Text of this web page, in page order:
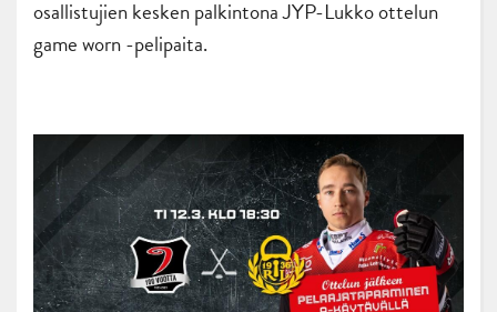
osallistujien kesken palkintona JYP-Lukko ottelun
game worn -pelipaita.